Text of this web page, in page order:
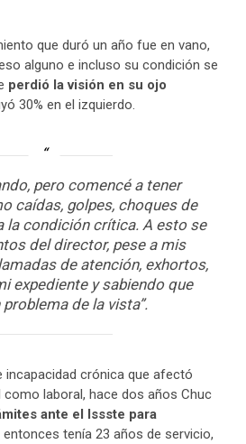
que duró un año fue en vano,
alguno e incluso su condición se
perdió la visión en su ojo
30% en el izquierdo.
pero comencé a tener
caídas, golpes, choques de
la condición crítica. A esto se
del director, pese a mis
de atención, exhortos,
expediente y sabiendo que
problema de la vista”.
incapacidad crónica que afectó
laboral, hace dos años Chuc
ante el Issste para
entonces tenía 23 años de servicio,